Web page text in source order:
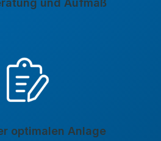
und Aufmaß
optimalen Anlage